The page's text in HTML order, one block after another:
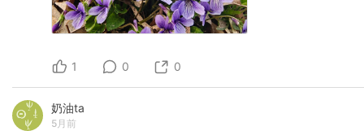
1 0 0
奶油ta
5月前